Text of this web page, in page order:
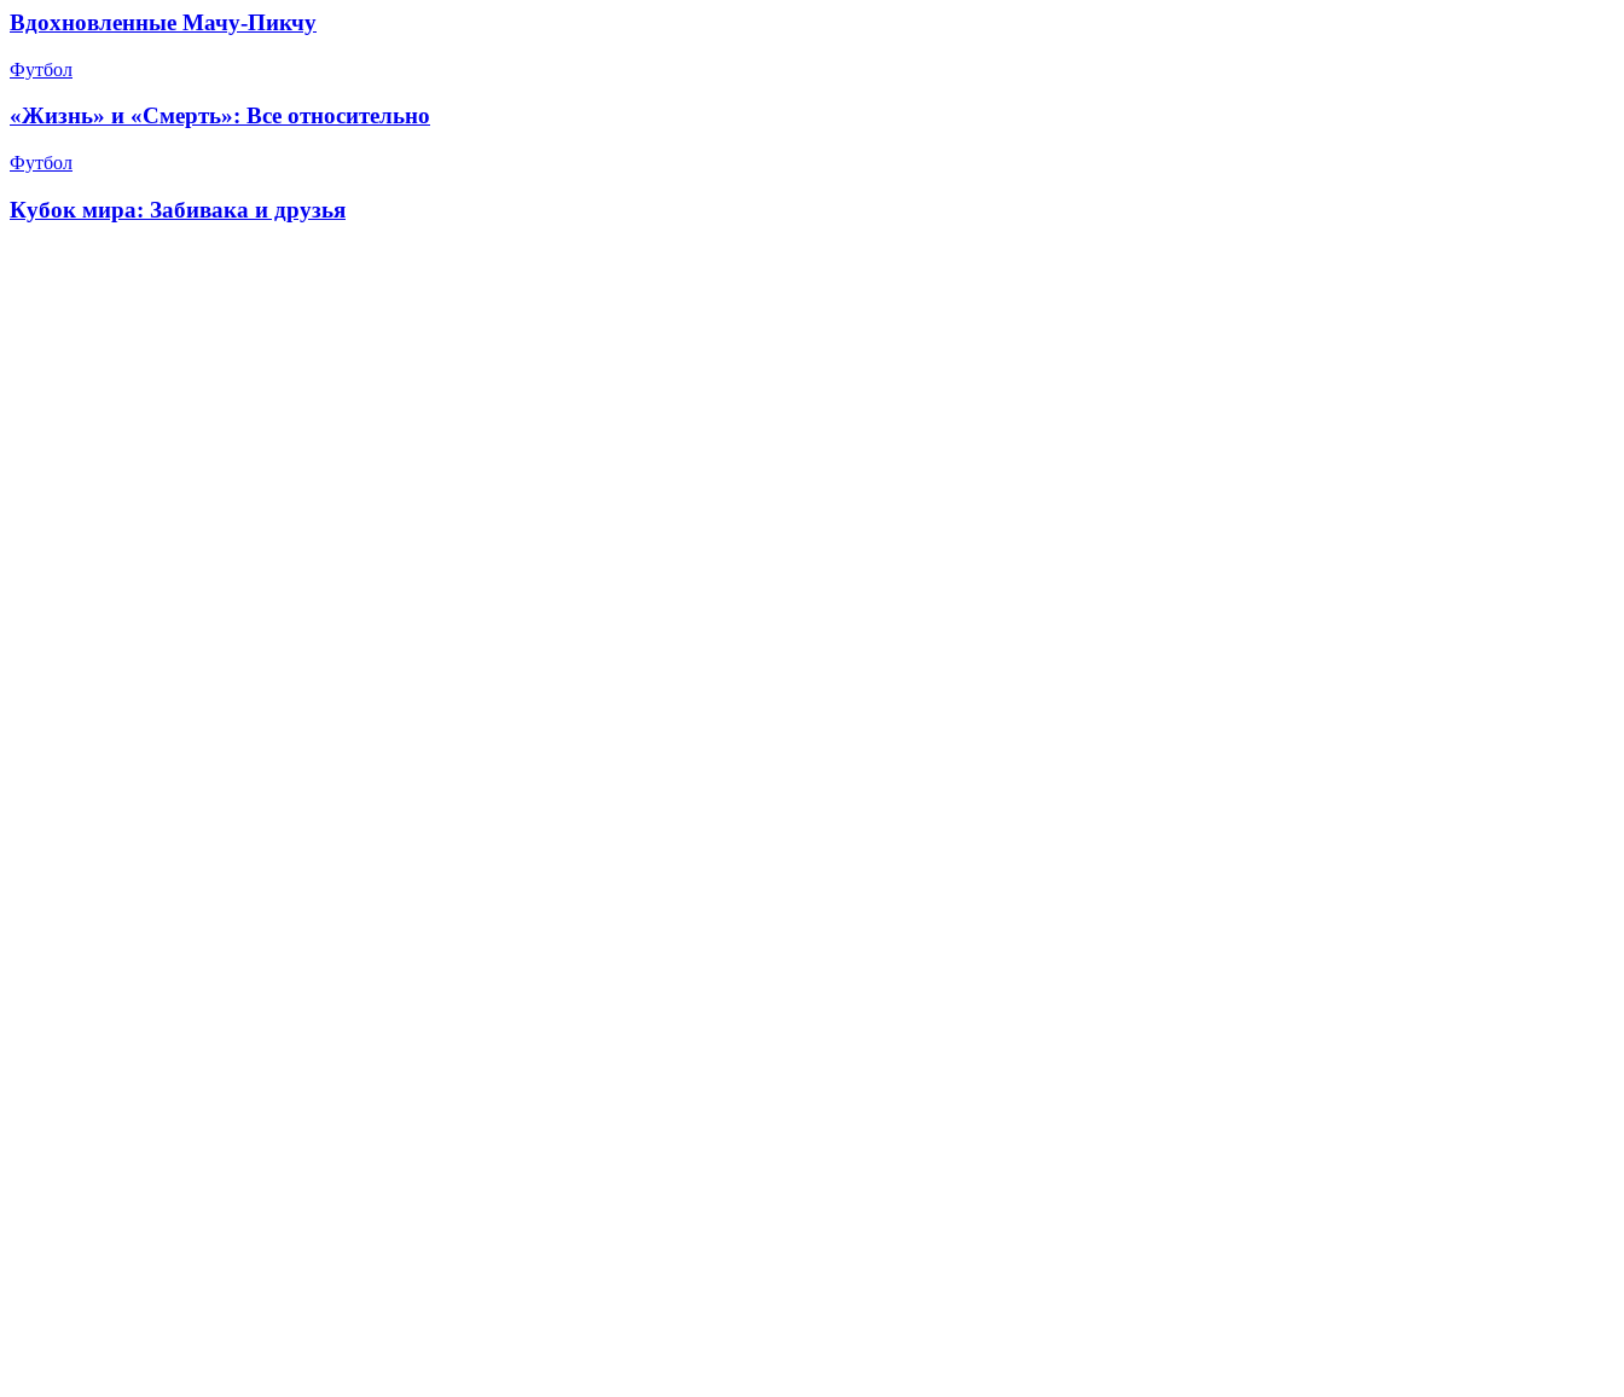
Вдохновленные Мачу-Пикчу
Футбол
«Жизнь» и «Смерть»: Все относительно
Футбол
Кубок мира: Забивака и друзья